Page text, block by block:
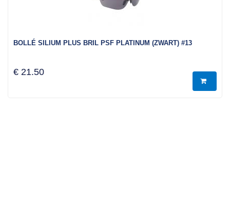
BOLLÉ SILIUM PLUS BRIL PSF PLATINUM (ZWART) #13
€ 21.50